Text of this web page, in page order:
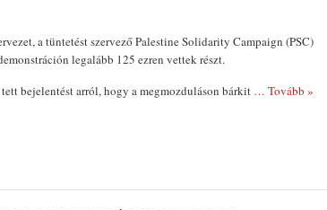
a tüntetést szervező Palestine Solidarity Campaign (PSC)
legalább 125 ezren vettek részt.
bejelentést arról, hogy a megmozduláson bárkit … Tovább »